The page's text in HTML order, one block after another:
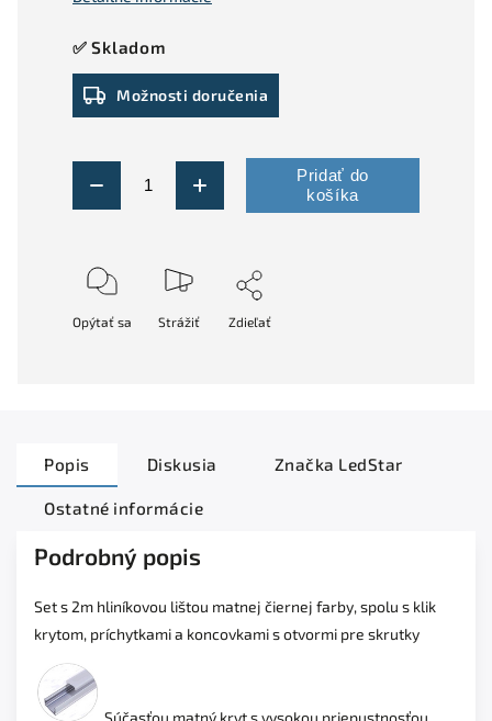
✅ Skladom
Možnosti doručenia
Pridať do
košíka
Opýtať sa Strážiť Zdieľať
Popis Diskusia Značka LedStar
Ostatné informácie
Podrobný popis
Set s 2m hliníkovou lištou matnej čiernej farby, spolu s klik
krytom, príchytkami a koncovkami s otvormi pre skrutky
Súčasťou matný kryt s vysokou priepustnosťou